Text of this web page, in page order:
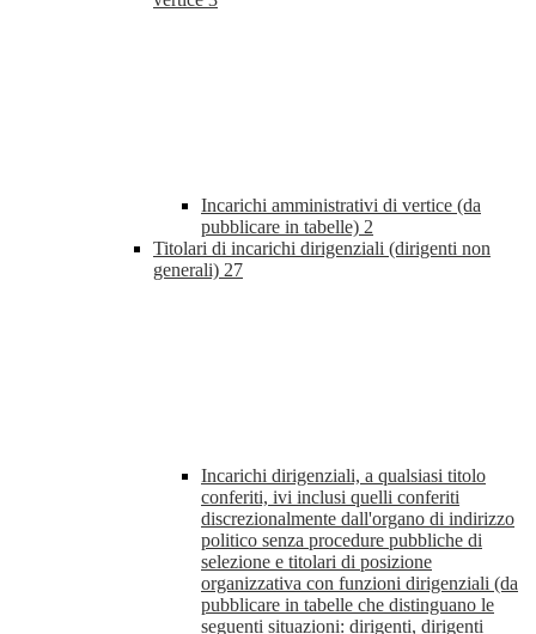
Incarichi amministrativi di vertice (da
pubblicare in tabelle) 2
Titolari di incarichi dirigenziali (dirigenti non
generali) 27
Incarichi dirigenziali, a qualsiasi titolo
conferiti, ivi inclusi quelli conferiti
discrezionalmente dall'organo di indirizzo
politico senza procedure pubbliche di
selezione e titolari di posizione
organizzativa con funzioni dirigenziali (da
pubblicare in tabelle che distinguano le
seguenti situazioni: dirigenti, dirigenti